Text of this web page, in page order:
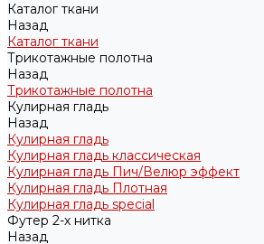
Каталог ткани
Назад
Каталог ткани
Трикотажные полотна
Назад
Трикотажные полотна
Кулирная гладь
Назад
Кулирная гладь
Кулирная гладь классическая
Кулирная гладь Пич/Велюр эффект
Кулирная гладь Плотная
Кулирная гладь special
Футер 2-х нитка
Назад